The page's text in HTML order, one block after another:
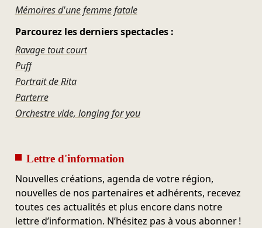
Mémoires d'une femme fatale
Parcourez les derniers spectacles :
Ravage tout court
Puff
Portrait de Rita
Parterre
Orchestre vide, longing for you
Lettre d'information
Nouvelles créations, agenda de votre région,
nouvelles de nos partenaires et adhérents, recevez
toutes ces actualités et plus encore dans notre
lettre d’information. N’hésitez pas à vous abonner !